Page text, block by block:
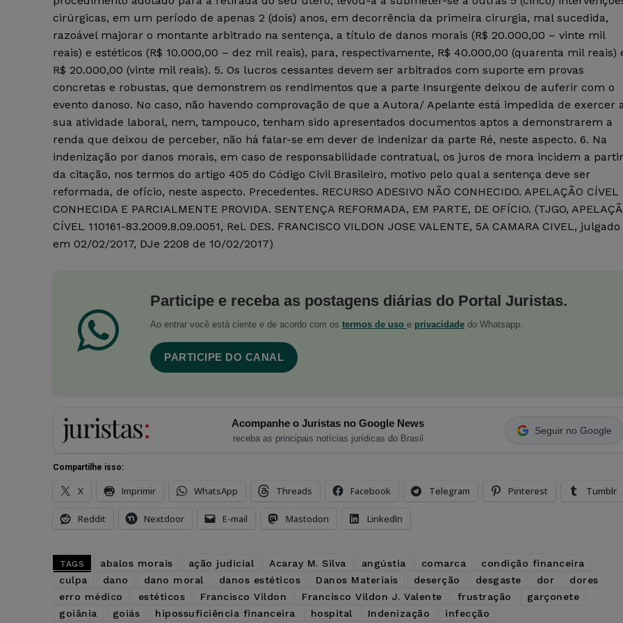
cirúrgicas, em um período de apenas 2 (dois) anos, em decorrência da primeira cirurgia, mal sucedida,
razoável majorar o montante arbitrado na sentença, a título de danos morais (R$ 20.000,00 – vinte mil
reais) e estéticos (R$ 10.000,00 – dez mil reais), para, respectivamente, R$ 40.000,00 (quarenta mil reais)
R$ 20.000,00 (vinte mil reais). 5. Os lucros cessantes devem ser arbitrados com suporte em provas
concretas e robustas, que demonstrem os rendimentos que a parte Insurgente deixou de auferir com o
evento danoso. No caso, não havendo comprovação de que a Autora/ Apelante está impedida de exercer
sua atividade laboral, nem, tampouco, tenham sido apresentados documentos aptos a demonstrarem a
renda que deixou de perceber, não há falar-se em dever de indenizar da parte Ré, neste aspecto. 6. Na
indenização por danos morais, em caso de responsabilidade contratual, os juros de mora incidem a partir
da citação, nos termos do artigo 405 do Código Civil Brasileiro, motivo pelo qual a sentença deve ser
reformada, de ofício, neste aspecto. Precedentes. RECURSO ADESIVO NÃO CONHECIDO. APELAÇÃO CÍVEL
CONHECIDA E PARCIALMENTE PROVIDA. SENTENÇA REFORMADA, EM PARTE, DE OFÍCIO. (TJGO,
CÍVEL 110161-83.2009.8.09.0051, Rel. DES. FRANCISCO VILDON JOSE VALENTE, 5A CAMARA CIVEL, julgado
em 02/02/2017, DJe 2208 de 10/02/2017)
Participe e receba as postagens diárias do Portal Juristas.
Ao entrar você está ciente e de acordo com os termos de uso e privacidade do Whatsapp.
PARTICIPE DO CANAL
Acompanhe o Juristas no Google News
receba as principais notícias jurídicas do Brasil
Seguir no Google
Compartilhe isso:
X Imprimir WhatsApp Threads Facebook Telegram Pinterest Tumblr
Reddit Nextdoor E-mail Mastodon LinkedIn
TAGS abalos morais ação judicial Acaray M. Silva angústia comarca
condição financeira
culpa
dano dano moral danos estéticos Danos Materiais deserção desgaste dor
dores
erro médico
estéticos Francisco Vildon Francisco Vildon J. Valente frustração
garçonete
goiânia
goiás hipossuficiência financeira hospital Indenização infecção